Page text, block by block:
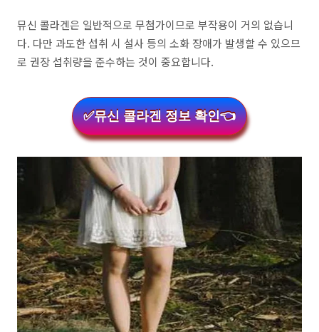
뮤신 콜라겐은 일반적으로 무첨가이므로 부작용이 거의 없습니
다. 다만 과도한 섭취 시 설사 등의 소화 장애가 발생할 수 있으므
로 권장 섭취량을 준수하는 것이 중요합니다.
✅뮤신 콜라겐 정보 확인👈